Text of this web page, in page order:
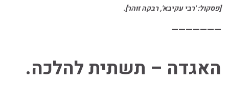
[פסקול: 'רבי עקיבא', רבקה זוהר].
———————
האגדה – תשתית להלכה.